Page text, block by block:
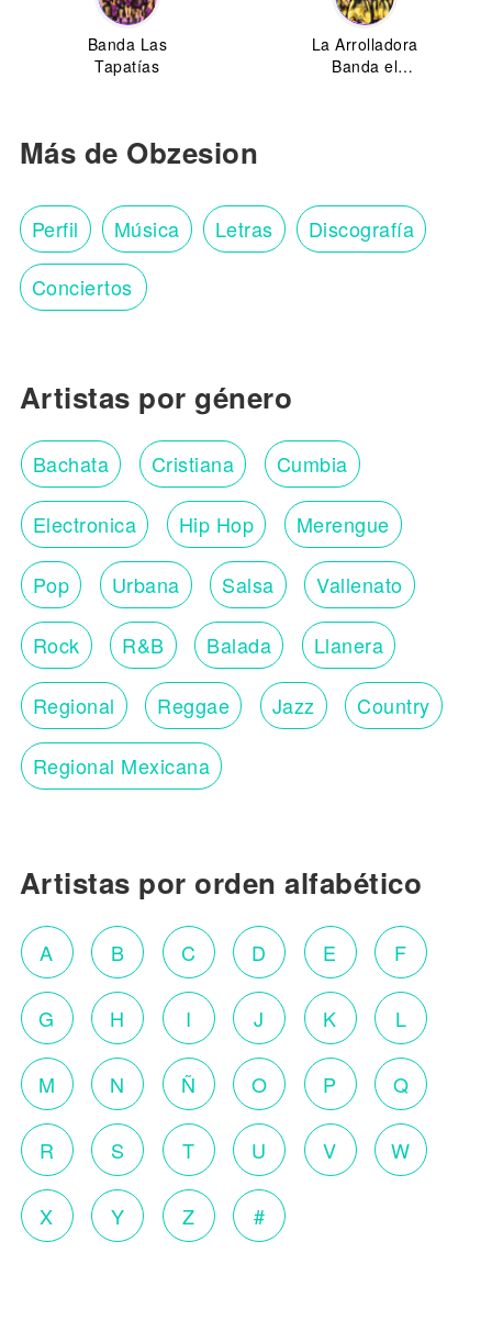
Banda Las
Tapatías
La Arrolladora
Banda el
Más de Obzesion
Perfil Música Letras Discografía
Conciertos
Artistas por género
Bachata Cristiana Cumbia
Electronica Hip Hop Merengue
Pop Urbana Salsa Vallenato
Rock R&B Balada Llanera
Regional Reggae Jazz Country
Regional Mexicana
Artistas por orden alfabético
A B C D E F
G H I J K L
M N Ñ O P Q
R S T U V W
X Y Z #